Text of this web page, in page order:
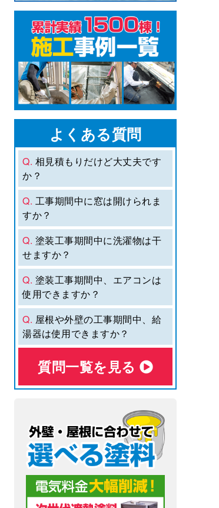
よくある質問
Q. 相見積もりだけど大丈夫です
か？
Q. 工事期間中に窓は開けられま
すか？
Q. 塗装工事期間中に洗濯物は干
せますか？
Q. 塗装工事期間中、エアコンは
使用できますか？
Q. 屋根や外壁の工事期間中、給
湯器は使用できますか？
質問⼀覧を⾒る